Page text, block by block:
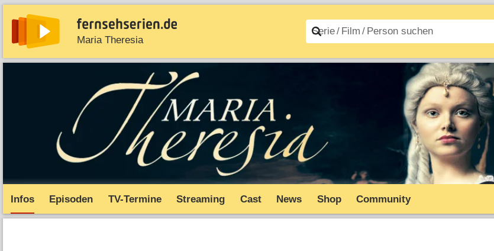
Maria Theresia
News Entdecken Streaming Filme A–Z
Infos Episoden TV-Termine Streaming Cast News Shop Community